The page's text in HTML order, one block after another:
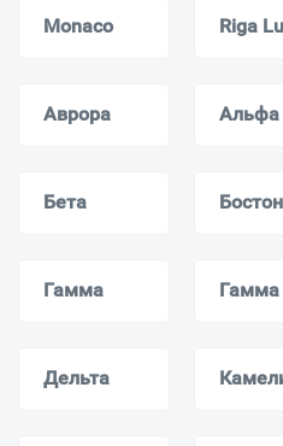
Monaсo Riga
Аврора Альфа
Бета Бостон
Гамма Гамма
Дельта